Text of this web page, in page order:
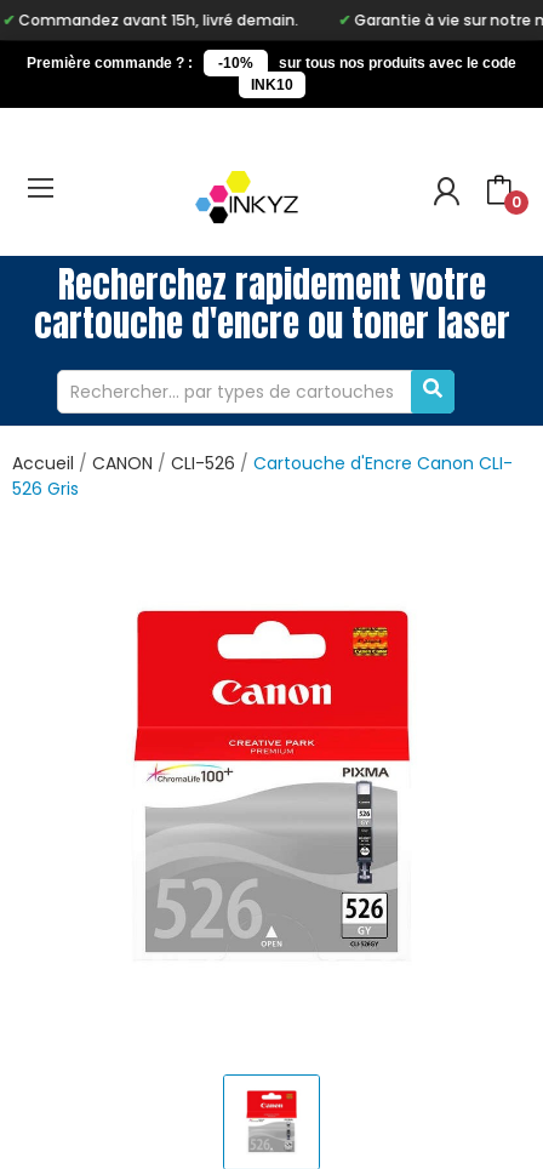
avant 15h, livré demain. Garantie à vie sur notre marque
Première commande ? : -10%
sur tous nos produits avec le code
INK10
0
Recherchez rapidement votre
cartouche d'encre ou toner laser
Accueil CANON CLI-526
Cartouche d'Encre Canon CLI-
526 Gris